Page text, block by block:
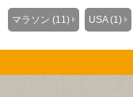
マラソン (11) USA (1)